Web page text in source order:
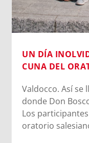
UN DÍA
CUNA DEL
Valdocco. Así se
donde Don
Los
oratorio